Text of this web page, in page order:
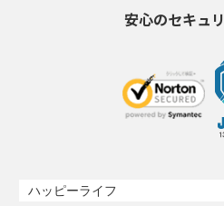
安心のセキュ
ハッピーライフ